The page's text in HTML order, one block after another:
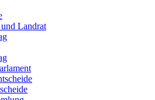
Landrat